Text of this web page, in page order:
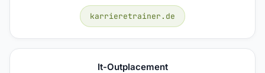
karrieretrainer.de
It-Outplacement